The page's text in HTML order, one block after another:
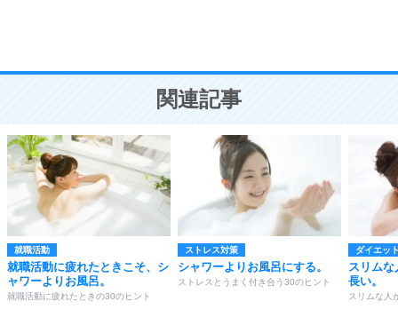
ことが大切。
関連記事
就職活動
就職活動に疲れたときこそ、シ
ャワーよりお風呂。
就職活動に疲れたときの30のヒント
ストレス対策
シャワーよりお風呂にする。
ストレスとうまく付き合う30のヒント
ダイエッ
スリム
長い。
スリムな人